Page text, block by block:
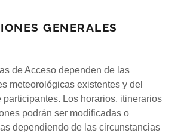
GENERALES
de Acceso dependen de las
meteorológicas existentes y del
participantes. Los horarios, itinerarios
podrán ser modificadas o
dependiendo de las circunstancias